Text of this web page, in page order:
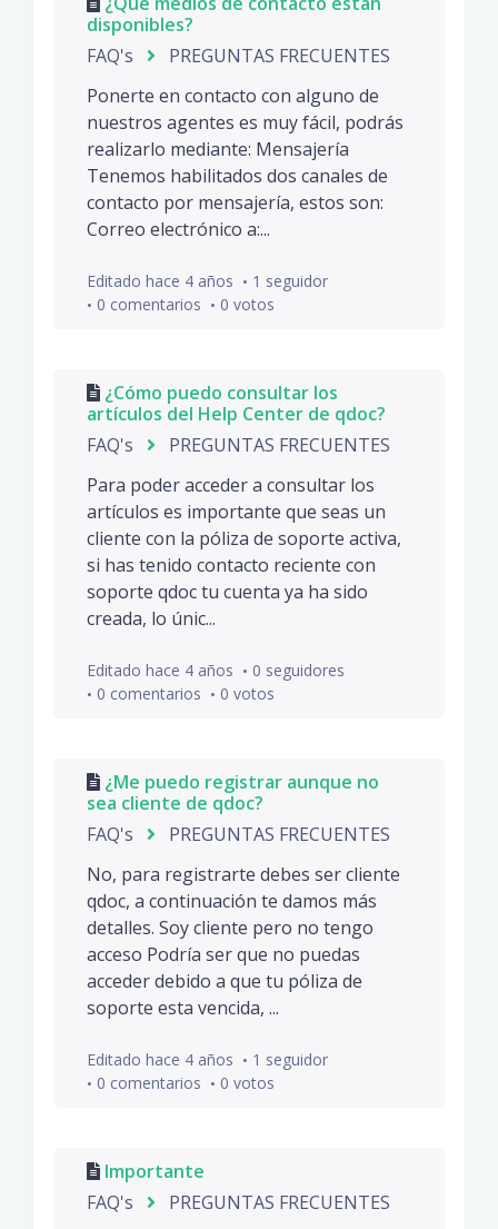
disponibles?
FAQ's
PREGUNTAS FRECUENTES
Ponerte en contacto con alguno de
nuestros agentes es muy fácil, podrás
realizarlo mediante: Mensajería
Tenemos habilitados dos canales de
contacto por mensajería, estos son:
Correo electrónico a:...
Editado hace 4 años
1 seguidor
0 comentarios
0 votos
¿Cómo puedo consultar los
artículos del Help Center de qdoc?
FAQ's
PREGUNTAS FRECUENTES
Para poder acceder a consultar los
artículos es importante que seas un
cliente con la póliza de soporte activa,
si has tenido contacto reciente con
soporte qdoc tu cuenta ya ha sido
creada, lo únic...
Editado hace 4 años
0 seguidores
0 comentarios
0 votos
¿Me puedo registrar aunque no
sea cliente de qdoc?
FAQ's
PREGUNTAS FRECUENTES
No, para registrarte debes ser cliente
qdoc, a continuación te damos más
detalles. Soy cliente pero no tengo
acceso Podría ser que no puedas
acceder debido a que tu póliza de
soporte esta vencida, ...
Editado hace 4 años
1 seguidor
0 comentarios
0 votos
Importante
FAQ's
PREGUNTAS FRECUENTES